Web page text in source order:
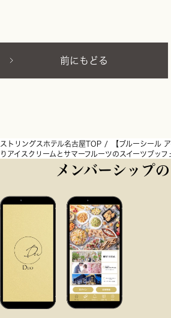
前にもどる
ストリングスホテル名古屋TOP
【ブルーシール
りアイスクリームとサマーフルーツのスイーツブッフ
メンバーシップ